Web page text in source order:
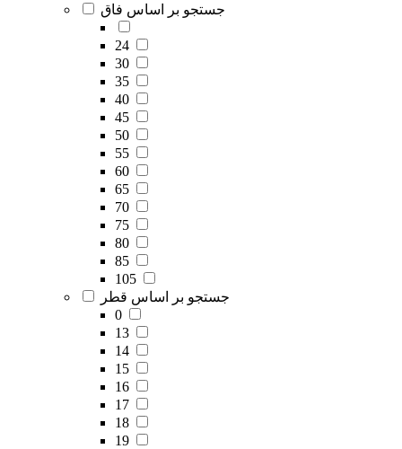
جستجو بر اساس فاق
24
30
35
40
45
50
55
60
65
70
75
80
85
105
جستجو بر اساس قطر
0
13
14
15
16
17
18
19